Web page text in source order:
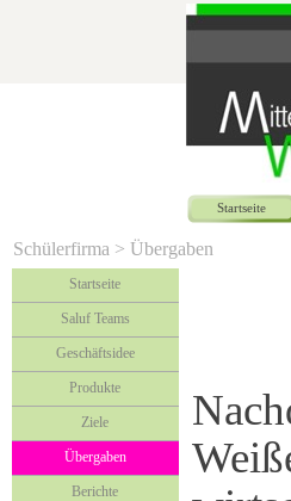
Startseite
Schülerfirma > Übergaben
Startseite
Saluf Teams
Geschäftsidee
Produkte
Ziele
Übergaben
Berichte